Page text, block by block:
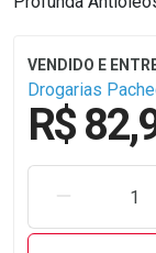
Drogarias
R$
REMOVER